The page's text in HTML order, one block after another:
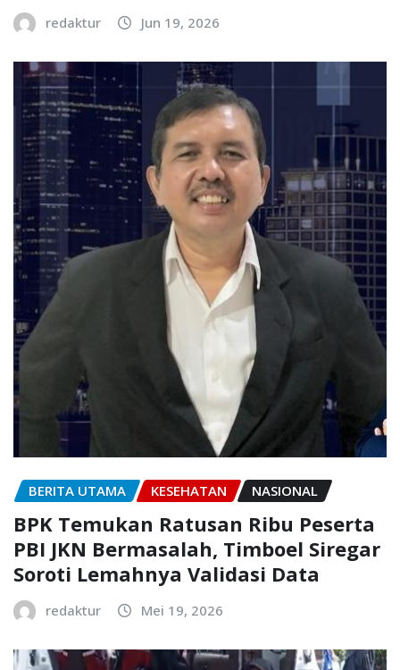
redaktur Jun 19, 2026
BERITA UTAMA KESEHATAN NASIONAL
BPK Temukan Ratusan Ribu Peserta
PBI JKN Bermasalah, Timboel Siregar
Soroti Lemahnya Validasi Data
redaktur Mei 19, 2026